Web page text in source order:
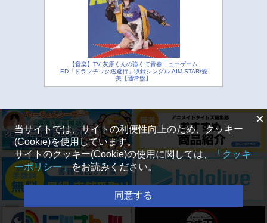
【音楽】TV 灰原くんの強くて青春ニューゲーム
ED「ドラマチック逃避行」収録シングル AIM STAR/愛
美【通常盤】
×
当サイトでは、サイトの利便性向上のため、クッキー
(Cookie)を使用しています。
サイトのクッキー(Cookie)の使用に関しては、「クッキ
ーポリシー」をお読みください。
同意する